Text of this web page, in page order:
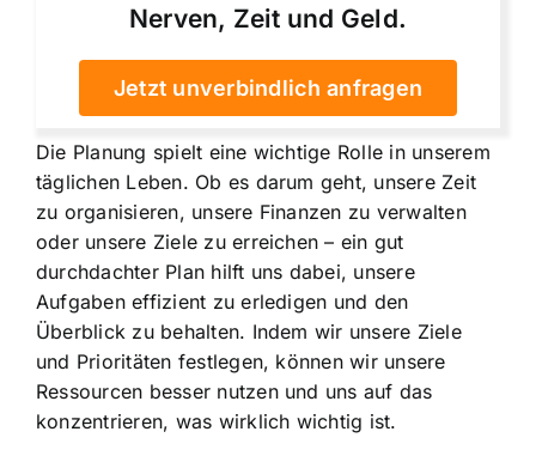
Nerven, Zeit und Geld.
Jetzt unverbindlich anfragen
Die Planung spielt eine wichtige Rolle in unserem
täglichen Leben. Ob es darum geht, unsere Zeit
zu organisieren, unsere Finanzen zu verwalten
oder unsere Ziele zu erreichen – ein gut
durchdachter Plan hilft uns dabei, unsere
Aufgaben effizient zu erledigen und den
Überblick zu behalten. Indem wir unsere Ziele
und Prioritäten festlegen, können wir unsere
Ressourcen besser nutzen und uns auf das
konzentrieren, was wirklich wichtig ist.